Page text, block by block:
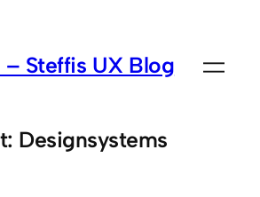
Steffis UX Blog
Designsystems